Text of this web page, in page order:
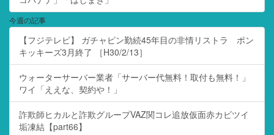
今週の記事
【フジテレビ】 ガチャピン勤続45年目の非情リストラ ポン
キッキーズ3月終了 ［H30/2/13］
ウォーターサーバー業者「サーバー代無料！取付も無料！」
ワイ「ええな、契約や！」
詐欺師ヒカルと詐欺グループVAZ関コレ追放仮面赤カビツイ
垢凍結【part66】